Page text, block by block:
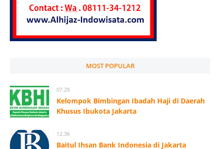
MOST POPULAR
07.28
Kelompok Bimbingan Ibadah Haji di Daerah
Khusus Ibukota Jakarta
12.36
Baitul Ihsan Bank Indonesia di Jakarta